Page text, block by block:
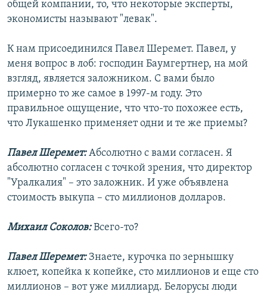
общей компании, то, что некоторые эксперты,
экономисты называют "левак".
К нам присоединился Павел Шеремет. Павел, у
меня вопрос в лоб: господин Баумгертнер, на мой
взгляд, является заложником. С вами было
примерно то же самое в 1997-м году. Это
правильное ощущение, что что-то похожее есть,
что Лукашенко применяет одни и те же приемы?
Павел Шеремет:Абсолютно с вами согласен. Я
абсолютно согласен с точкой зрения, что директор
"Уралкалия" – это заложник. И уже объявлена
стоимость выкупа – сто миллионов долларов.
Михаил Соколов:Всего-то?
Павел Шеремет: Знаете, курочка по зернышку
клюет, копейка к копейке, сто миллионов и еще сто
миллионов – вот уже миллиард. Белорусы люди